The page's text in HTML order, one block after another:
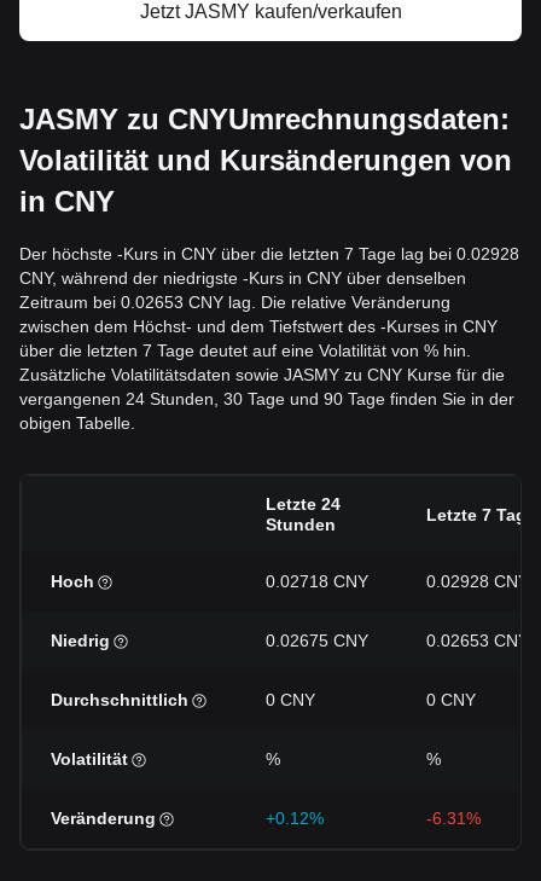
Jetzt JASMY kaufen/verkaufen
JASMY zu CNYUmrechnungsdaten:
Volatilität und Kursänderungen von
in CNY
Der höchste -Kurs in CNY über die letzten 7 Tage lag bei 0.02928
CNY, während der niedrigste -Kurs in CNY über denselben
Zeitraum bei 0.02653 CNY lag. Die relative Veränderung
zwischen dem Höchst- und dem Tiefstwert des -Kurses in CNY
über die letzten 7 Tage deutet auf eine Volatilität von % hin.
Zusätzliche Volatilitätsdaten sowie JASMY zu CNY Kurse für die
vergangenen 24 Stunden, 30 Tage und 90 Tage finden Sie in der
obigen Tabelle.
Letzte 24
Stunden
Letzte 7 Tage
Hoch 0.02718 CNY 0.02928 CNY
Niedrig 0.02675 CNY 0.02653 CNY
Durchschnittlich 0 CNY 0 CNY
Volatilität % %
Veränderung +0.12% -6.31%